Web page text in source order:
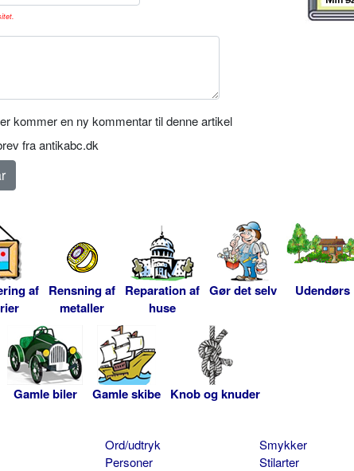
kommer en ny kommentar til denne artikel
fra antikabc.dk
af Rensning af
metaller
Reparation af
huse
Gør det selv Udendørs
Gamle biler Gamle skibe Knob og knuder
Ord/udtryk
Personer
Smykker
Stilarter